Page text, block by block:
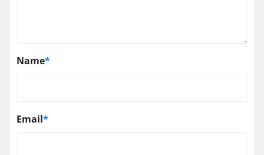
Name*
Email*